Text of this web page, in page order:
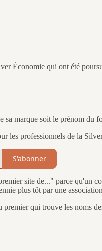
Économie qui ont été
sa marque soit le prénom du
les professionnels de la
S'abonner
site de..." parce qu'un
plus tôt par une
qui trouve les noms